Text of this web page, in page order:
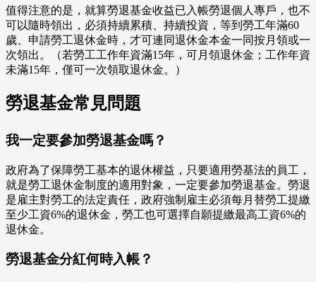
值得注意的是，就算勞退基金收益已入帳勞退個人專戶，也不
可以隨時領出，必須持續累積、持續投資，等到勞工年滿60
歲、申請勞工退休金時，才可連同退休金本金一同按月領或一
次領出。（若勞工工作年資滿15年，可月領退休金；工作年資
未滿15年，僅可一次領取退休金。）
勞退基金常見問題
我一定要參加勞退基金嗎？
政府為了保障勞工基本的退休權益，只要適用勞基法的員工，
就是勞工退休金制度的適用對象，一定要參加勞退基金。勞退
是雇主對勞工的法定責任，政府強制雇主必須每月替勞工提繳
至少工資6%的退休金，勞工也可選擇自願提繳最高工資6%的
退休金。
勞退基金分紅何時入帳？